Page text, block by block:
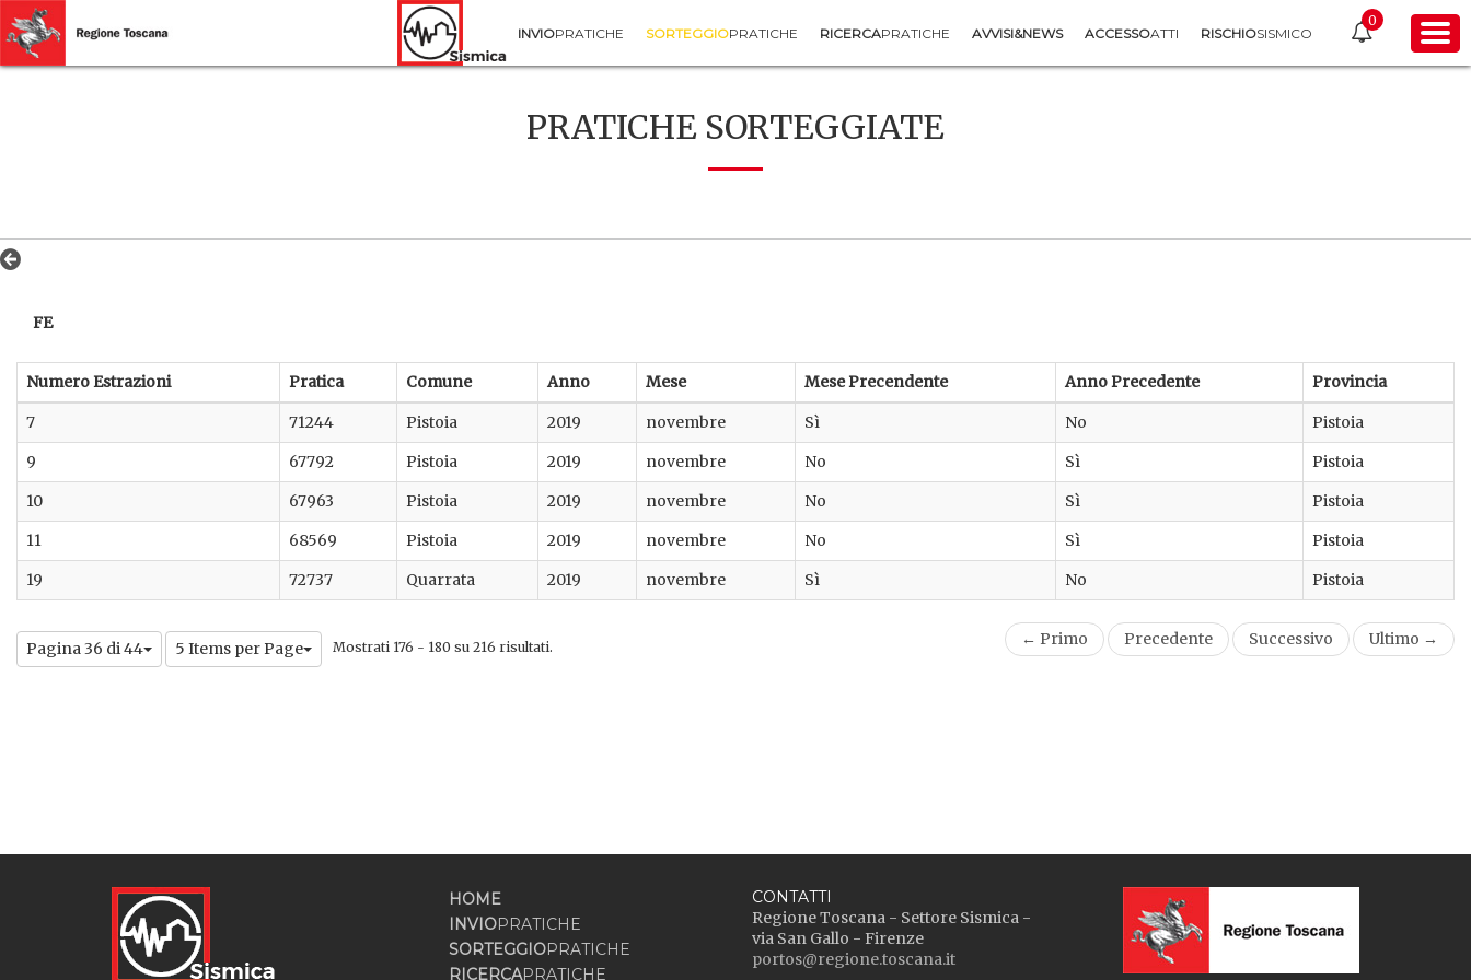
INVIOPRATICHE SORTEGGIOPRATICHE RICERCAPRATICHE AVVISI&NEWS ACCESSOATTI RISCHIOSISMICO
0
PRATICHE SORTEGGIATE
FE
Numero Estrazioni Pratica Comune Anno Mese Mese Precendente Anno Precedente Provincia
7 71244 Pistoia 2019 novembre Sì No
Pistoia
9
67792 Pistoia 2019 novembre No Sì
Pistoia
10
67963 Pistoia 2019 novembre No Sì
Pistoia
11
68569 Pistoia 2019 novembre No Sì
Pistoia
19
72737 Quarrata 2019 novembre Sì No Pistoia
Pagina 36 di 44 5 Items per Page Mostrati 176 - 180 su 216 risultati. ← Primo Precedente Successivo Ultimo →
HOME
INVIOPRATICHE
SORTEGGIOPRATICHE
RICERCAPRATICHE
CONTATTI
Regione Toscana - Settore Sismica -
via San Gallo - Firenze
portos@regione.toscana.it